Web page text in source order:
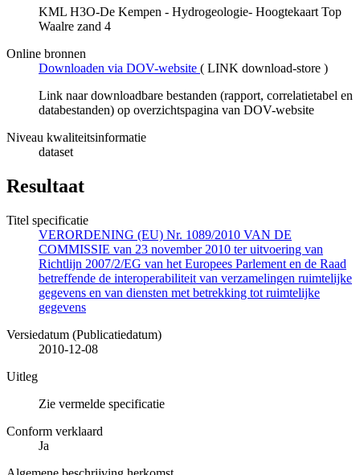
KML H3O-De Kempen - Hydrogeologie- Hoogtekaart Top
Waalre zand 4
Online bronnen
Downloaden via DOV-website ( LINK download-store )
Link naar downloadbare bestanden (rapport, correlatietabel en
databestanden) op overzichtspagina van DOV-website
Niveau kwaliteitsinformatie
dataset
Resultaat
Titel specificatie
VERORDENING (EU) Nr. 1089/2010 VAN DE
COMMISSIE van 23 november 2010 ter uitvoering van
Richtlijn 2007/2/EG van het Europees Parlement en de Raad
betreffende de interoperabiliteit van verzamelingen ruimtelijke
gegevens en van diensten met betrekking tot ruimtelijke
gegevens
Versiedatum (Publicatiedatum)
2010-12-08
Uitleg
Zie vermelde specificatie
Conform verklaard
Ja